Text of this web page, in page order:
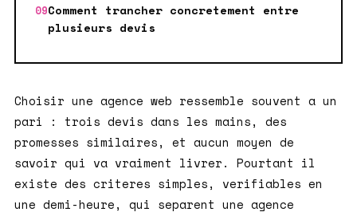
Comment trancher concretement entre
plusieurs devis
Choisir une agence web ressemble souvent a un
pari : trois devis dans les mains, des
promesses similaires, et aucun moyen de
savoir qui va vraiment livrer. Pourtant il
existe des criteres simples, verifiables en
une demi-heure, qui separent une agence